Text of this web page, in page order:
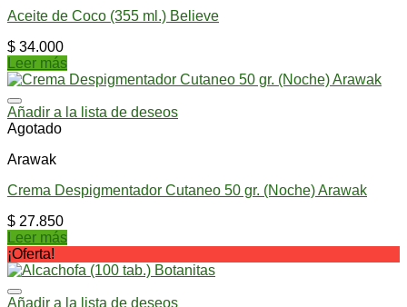
Aceite de Coco (355 ml.) Believe
$ 34.000
Leer más
Añadir a la lista de deseos
Agotado
Arawak
Crema Despigmentador Cutaneo 50 gr. (Noche) Arawak
$ 27.850
Leer más
¡Oferta!
Añadir a la lista de deseos